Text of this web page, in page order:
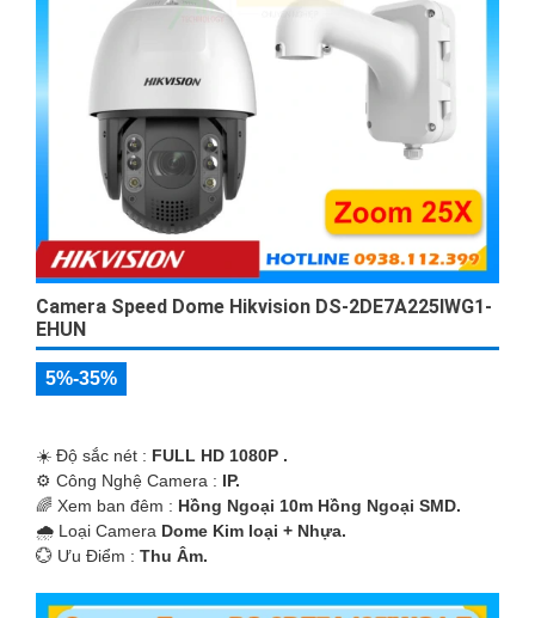
Camera Speed Dome Hikvision DS-2DE7A225IWG1-
EHUN
5%-35%
☀️ Độ sắc nét : FULL HD 1080P .
⚙ Công Nghệ Camera : IP.
🌈 Xem ban đêm : Hồng Ngoại 10m Hồng Ngoại SMD.
🌧️ Loại Camera Dome Kim loại + Nhựa.
️💮 Ưu Điểm : Thu Âm.